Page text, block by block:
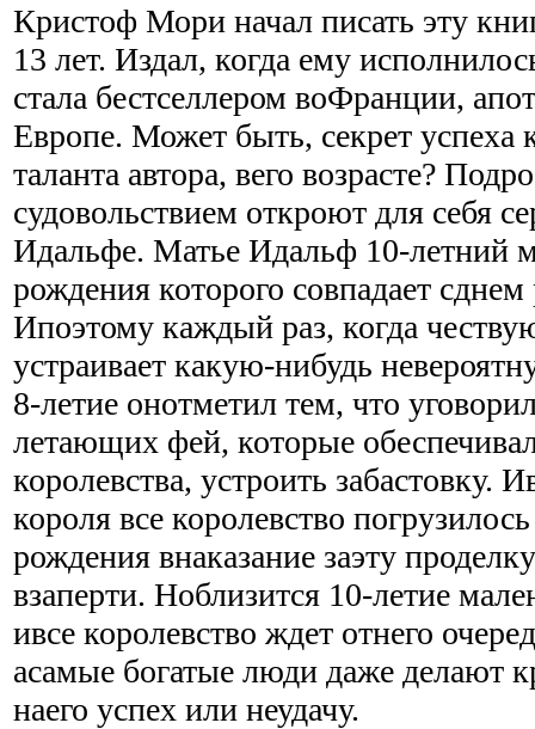
Кристоф Мори начал писать эту
13 лет. Издал, когда ему
стала бестселлером воФранции,
Европе. Может быть, секрет успеха
таланта автора, вего возрасте?
судовольствием откроют для себя
Идальфе. Матье Идальф 10-летний
рождения которого совпадает
Ипоэтому каждый раз, когда
устраивает какую-нибудь
8-летие онотметил тем, что
летающих фей, которые
королевства, устроить забастовку.
короля все королевство
рождения внаказание заэту
взаперти. Ноблизится 10-летие
ивсе королевство ждет отнего
асамые богатые люди даже делают
наего успех или неудачу.